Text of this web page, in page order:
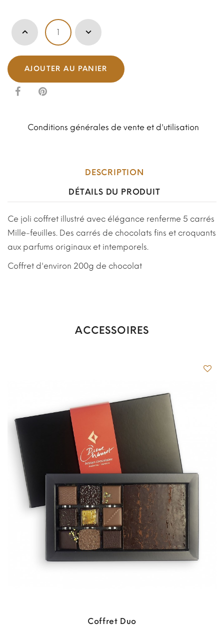
AJOUTER AU PANIER
Conditions générales de vente et d'utilisation
DESCRIPTION
DÉTAILS DU PRODUIT
Ce joli coffret illustré avec élégance renferme 5 carrés
Mille-feuilles. Des carrés de chocolats fins et croquants
aux parfums originaux et intemporels.
Coffret d'environ 200g de chocolat
ACCESSOIRES
Coffret Duo